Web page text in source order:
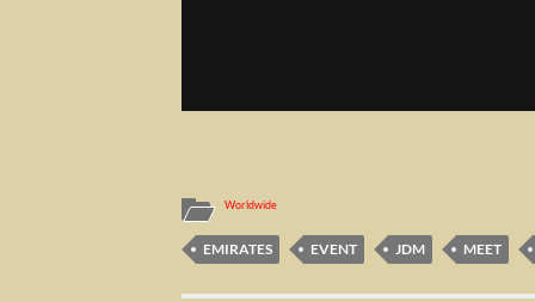
Worldwide
EMIRATES EVENT JDM MEET